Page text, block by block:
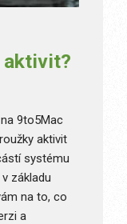
aktivit?
9to5Mac
aktivit
systému
základu
na to, co
a